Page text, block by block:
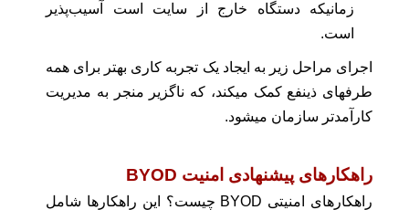
زمانیکه دستگاه خارج از سایت است آسیب‌پذیر
است.
اجرای مراحل زیر به ایجاد یک تجربه کاری بهتر برای همه
طرفهای ذینفع کمک میکند، که ناگزیر منجر به مدیریت
کارآمدتر سازمان میشود.
راهکارهای پیشنهادی امنیت BYOD
راهکارهای امنیتی BYOD چیست؟ این راهکارها شامل